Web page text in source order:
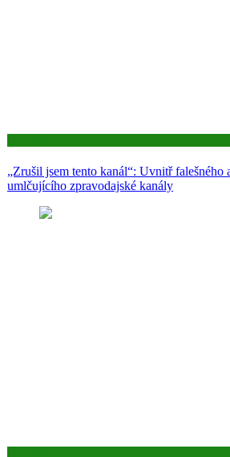
„Zrušil jsem tento kanál“: Uvnitř falešného
umlčujícího zpravodajské kanály